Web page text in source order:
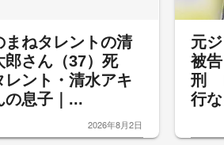
まねタレントの清
郎さん（37）死
ント・清水アキ
の息子｜...
2026年8月2日
元
被
刑
行